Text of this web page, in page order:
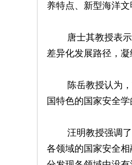
养特点、新型海洋
唐士其教授表示国
差异化发展路径，凝
陈岳教授认为，首
国特色的国家安全
汪明教授强调了
各领域的国家安全